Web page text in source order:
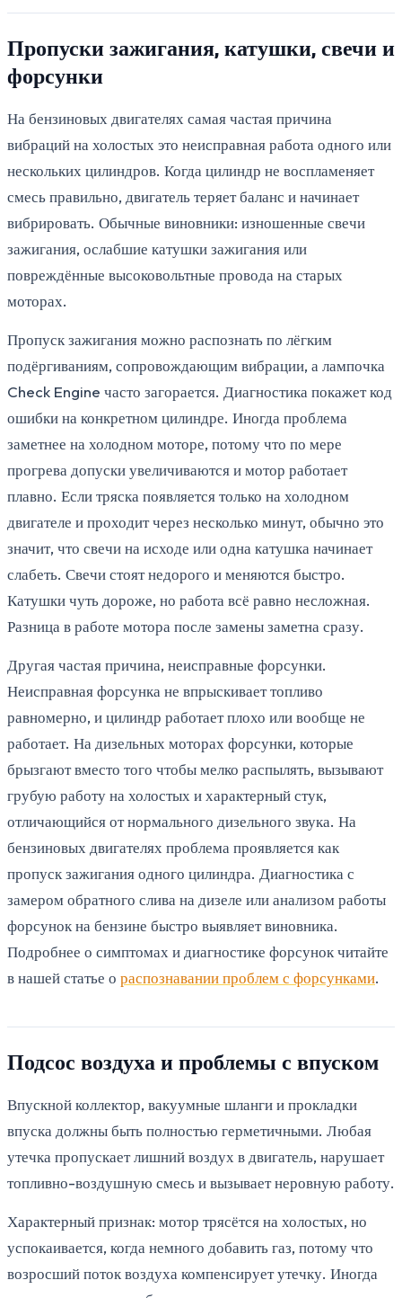
Пропуски зажигания, катушки, свечи и
форсунки
На бензиновых двигателях самая частая причина
вибраций на холостых это неисправная работа одного или
нескольких цилиндров. Когда цилиндр не воспламеняет
смесь правильно, двигатель теряет баланс и начинает
вибрировать. Обычные виновники: изношенные свечи
зажигания, ослабшие катушки зажигания или
повреждённые высоковольтные провода на старых
моторах.
Пропуск зажигания можно распознать по лёгким
подёргиваниям, сопровождающим вибрации, а лампочка
Check Engine часто загорается. Диагностика покажет код
ошибки на конкретном цилиндре. Иногда проблема
заметнее на холодном моторе, потому что по мере
прогрева допуски увеличиваются и мотор работает
плавно. Если тряска появляется только на холодном
двигателе и проходит через несколько минут, обычно это
значит, что свечи на исходе или одна катушка начинает
слабеть. Свечи стоят недорого и меняются быстро.
Катушки чуть дороже, но работа всё равно несложная.
Разница в работе мотора после замены заметна сразу.
Другая частая причина, неисправные форсунки.
Неисправная форсунка не впрыскивает топливо
равномерно, и цилиндр работает плохо или вообще не
работает. На дизельных моторах форсунки, которые
брызгают вместо того чтобы мелко распылять, вызывают
грубую работу на холостых и характерный стук,
отличающийся от нормального дизельного звука. На
бензиновых двигателях проблема проявляется как
пропуск зажигания одного цилиндра. Диагностика с
замером обратного слива на дизеле или анализом работы
форсунок на бензине быстро выявляет виновника.
Подробнее о симптомах и диагностике форсунок читайте
в нашей статье о распознавании проблем с форсунками.
Подсос воздуха и проблемы с впуском
Впускной коллектор, вакуумные шланги и прокладки
впуска должны быть полностью герметичными. Любая
утечка пропускает лишний воздух в двигатель, нарушает
топливно-воздушную смесь и вызывает неровную работу.
Характерный признак: мотор трясётся на холостых, но
успокаивается, когда немного добавить газ, потому что
возросший поток воздуха компенсирует утечку. Иногда